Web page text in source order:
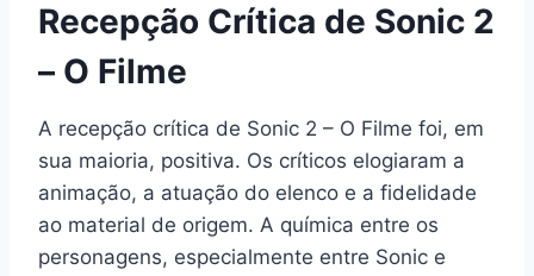
Recepção Crítica de Sonic 2
– O Filme
A recepção crítica de Sonic 2 – O Filme foi, em
sua maioria, positiva. Os críticos elogiaram a
animação, a atuação do elenco e a fidelidade
ao material de origem. A química entre os
personagens, especialmente entre Sonic e